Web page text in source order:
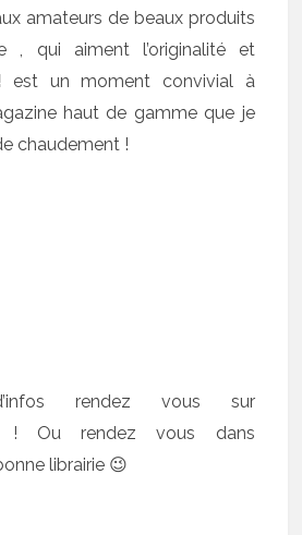
amateurs de beaux produits
, qui aiment l’originalité et
est un moment convivial à
haut de gamme que je
chaudement !
rendez vous sur
! Ou rendez vous dans
librairie 😉